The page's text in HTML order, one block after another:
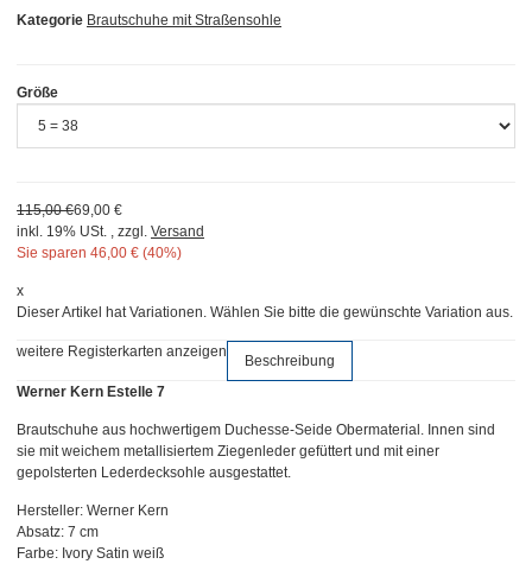
Kategorie Brautschuhe mit Straßensohle
Größe
69,00 €
115,00 €
inkl. 19% USt. , zzgl. Versand
Sie sparen 46,00 € (40%)
x
Dieser Artikel hat Variationen. Wählen Sie bitte die gewünschte Variation aus.
weitere Registerkarten anzeigen
Beschreibung
Werner Kern Estelle 7
Brautschuhe aus hochwertigem Duchesse-Seide Obermaterial. Innen sind
sie mit weichem metallisiertem Ziegenleder gefüttert und mit einer
gepolsterten Lederdecksohle ausgestattet.
Hersteller: Werner Kern
Absatz: 7 cm
Farbe: Ivory Satin weiß